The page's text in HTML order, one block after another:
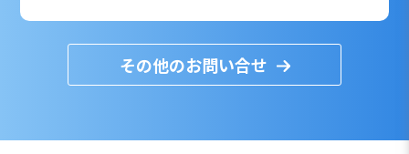
その他のお問い合せ